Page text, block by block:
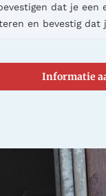
dat je een
en bevestig
Informatie